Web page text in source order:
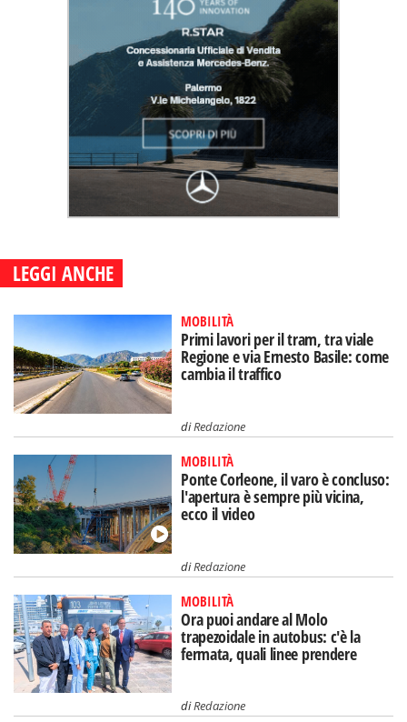
LEGGI ANCHE
MOBILITÀ
Primi lavori per il tram, tra viale
Regione e via Ernesto Basile: come
cambia il traffico
diRedazione
MOBILITÀ
Ponte Corleone, il varo è concluso:
l'apertura è sempre più vicina,
ecco il video
diRedazione
MOBILITÀ
Ora puoi andare al Molo
trapezoidale in autobus: c'è la
fermata, quali linee prendere
diRedazione